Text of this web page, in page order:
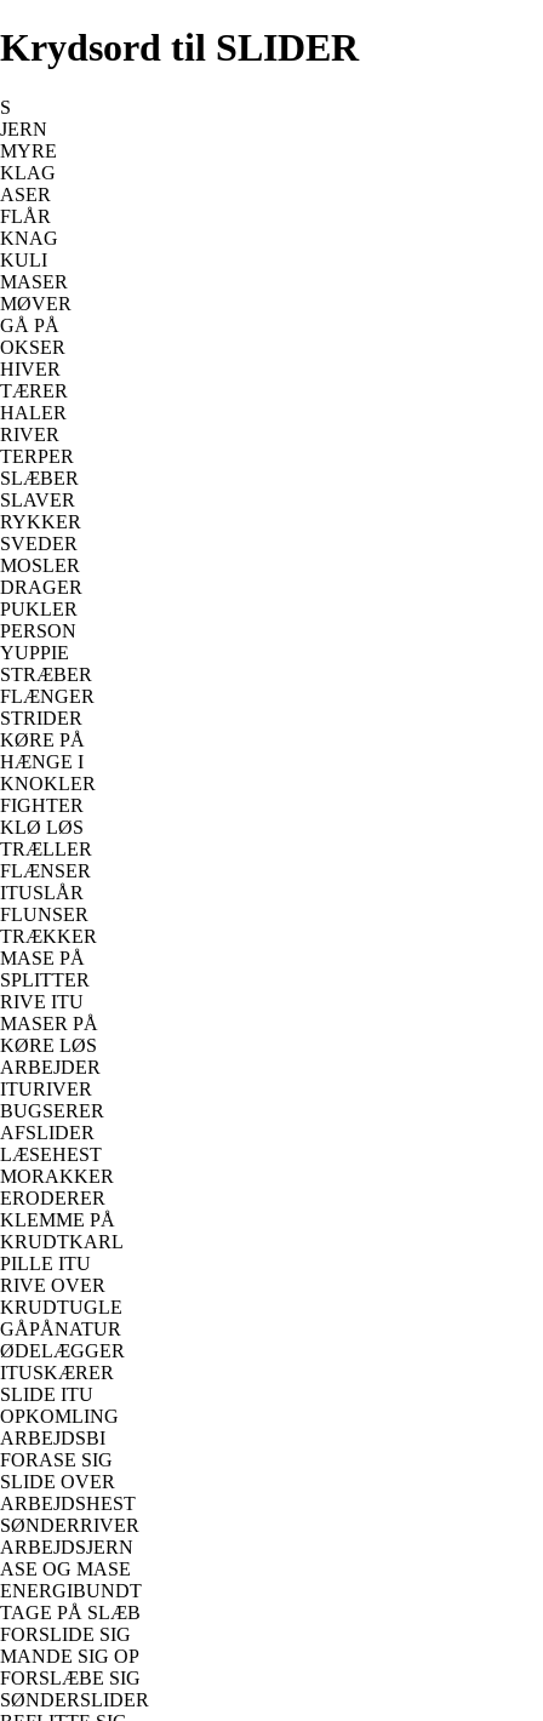
Krydsord til SLIDER
S
JERN
MYRE
KLAG
ASER
FLÅR
KNAG
KULI
MASER
MØVER
GÅ PÅ
OKSER
HIVER
TÆRER
HALER
RIVER
TERPER
SLÆBER
SLAVER
RYKKER
SVEDER
MOSLER
DRAGER
PUKLER
PERSON
YUPPIE
STRÆBER
FLÆNGER
STRIDER
KØRE PÅ
HÆNGE I
KNOKLER
FIGHTER
KLØ LØS
TRÆLLER
FLÆNSER
ITUSLÅR
FLUNSER
TRÆKKER
MASE PÅ
SPLITTER
RIVE ITU
MASER PÅ
KØRE LØS
ARBEJDER
ITURIVER
BUGSERER
AFSLIDER
LÆSEHEST
MORAKKER
ERODERER
KLEMME PÅ
KRUDTKARL
PILLE ITU
RIVE OVER
KRUDTUGLE
GÅPÅNATUR
ØDELÆGGER
ITUSKÆRER
SLIDE ITU
OPKOMLING
ARBEJDSBI
FORASE SIG
SLIDE OVER
ARBEJDSHEST
SØNDERRIVER
ARBEJDSJERN
ASE OG MASE
ENERGIBUNDT
TAGE PÅ SLÆB
FORSLIDE SIG
MANDE SIG OP
FORSLÆBE SIG
SØNDERSLIDER